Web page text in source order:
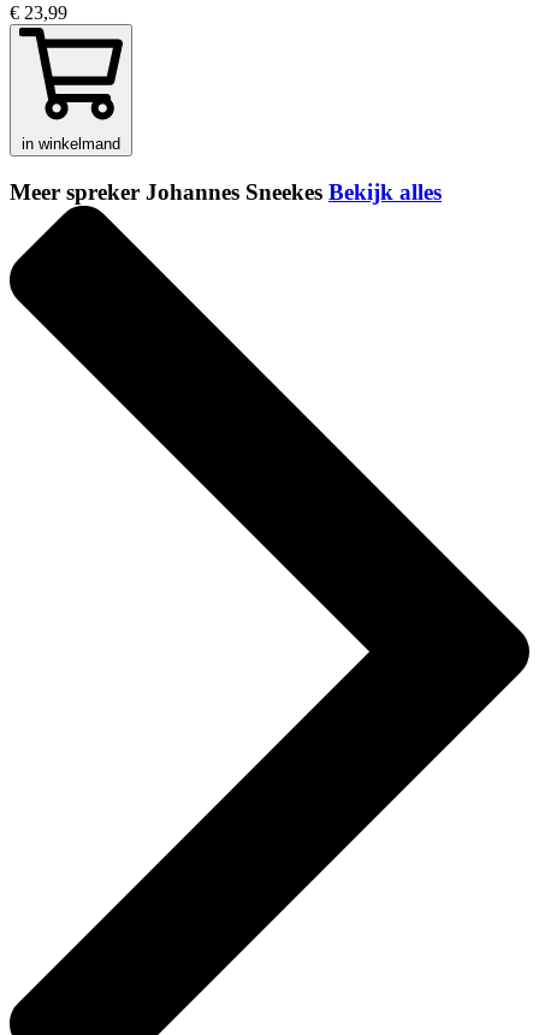
€ 23,99
in winkelmand
Meer spreker Johannes Sneekes Bekijk alles